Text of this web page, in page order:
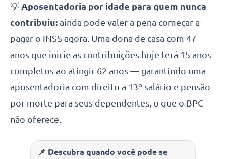
💡 Aposentadoria por idade para quem nunca
contribuiu: ainda pode valer a pena começar a
pagar o INSS agora. Uma dona de casa com 47
anos que inicie as contribuições hoje terá 15 anos
completos ao atingir 62 anos — garantindo uma
aposentadoria com direito a 13º salário e pensão
por morte para seus dependentes, o que o BPC
não oferece.
📌 Descubra quando você pode se